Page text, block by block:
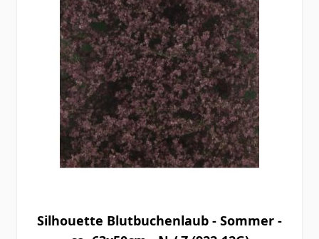
Silhouette Blutbuchenlaub - Sommer -